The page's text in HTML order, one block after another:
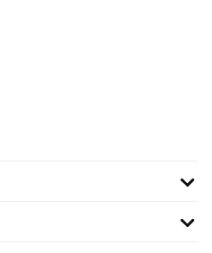
durer dans le temps. Reçu en
der Anleitung und den Einzelteilen
zum Aufbau des Pavillons
dass beim Aufbau absolut nichts
Qualität ist mega klasse und nach 1